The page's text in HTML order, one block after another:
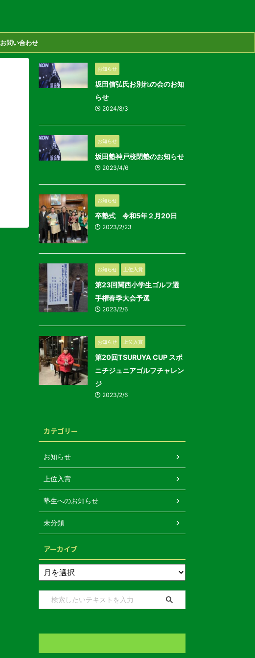
お問い合わせ
お知らせ
坂田信弘氏お別れの会のお知
らせ
2024/8/3
お知らせ
坂田塾神戸校閉塾のお知らせ
2023/4/6
お知らせ
卒塾式 令和5年２月20日
2023/2/23
お知らせ 上位入賞
第23回関西小学生ゴルフ選
手権春季大会予選
2023/2/6
お知らせ 上位入賞
第20回TSURUYA CUP スポ
ニチジュニアゴルフチャレン
ジ
2023/2/6
カテゴリー
お知らせ
上位入賞
塾生へのお知らせ
未分類
アーカイブ